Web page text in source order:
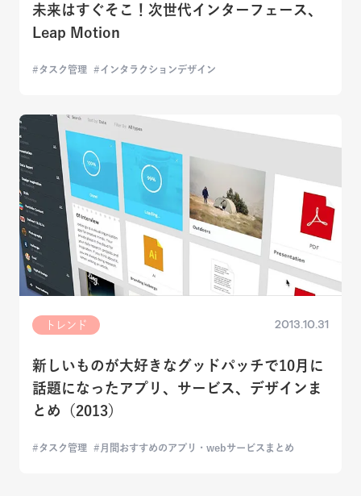
未来はすぐそこ！次世代インターフェース、
Leap Motion
タスク管理 インタラクションデザイン
トレンド 2013.10.31
新しいものが大好きなグッドパッチで10月に
話題になったアプリ、サービス、デザインま
とめ（2013）
タスク管理 月間おすすめのアプリ・webサービスまとめ